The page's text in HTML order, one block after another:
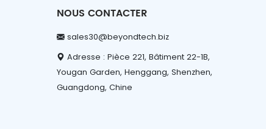
NOUS CONTACTER
sales30@beyondtech.biz
Adresse : Pièce 221, Bâtiment 22-1B,
Yougan Garden, Henggang, Shenzhen,
Guangdong, Chine